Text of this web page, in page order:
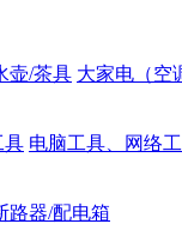
壶/茶具 大家电（空
具 电脑工具、网络
路器/配电箱